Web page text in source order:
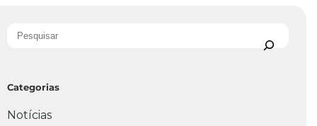
Categorias
Notícias